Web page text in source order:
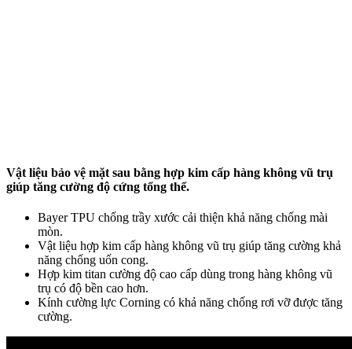
Vật liệu bảo vệ mặt sau bằng hợp kim cấp hàng không vũ trụ
giúp tăng cường độ cứng tổng thể.
Bayer TPU chống trầy xước cải thiện khả năng chống mài
mòn.
Vật liệu hợp kim cấp hàng không vũ trụ giúp tăng cường khả
năng chống uốn cong.
Hợp kim titan cường độ cao cấp dùng trong hàng không vũ
trụ có độ bền cao hơn.
Kính cường lực Corning có khả năng chống rơi vỡ được tăng
cường.